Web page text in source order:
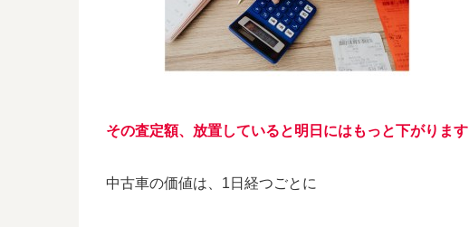
その査定額、放置していると明日にはもっと下がります
中古車の価値は、1日経つごとに